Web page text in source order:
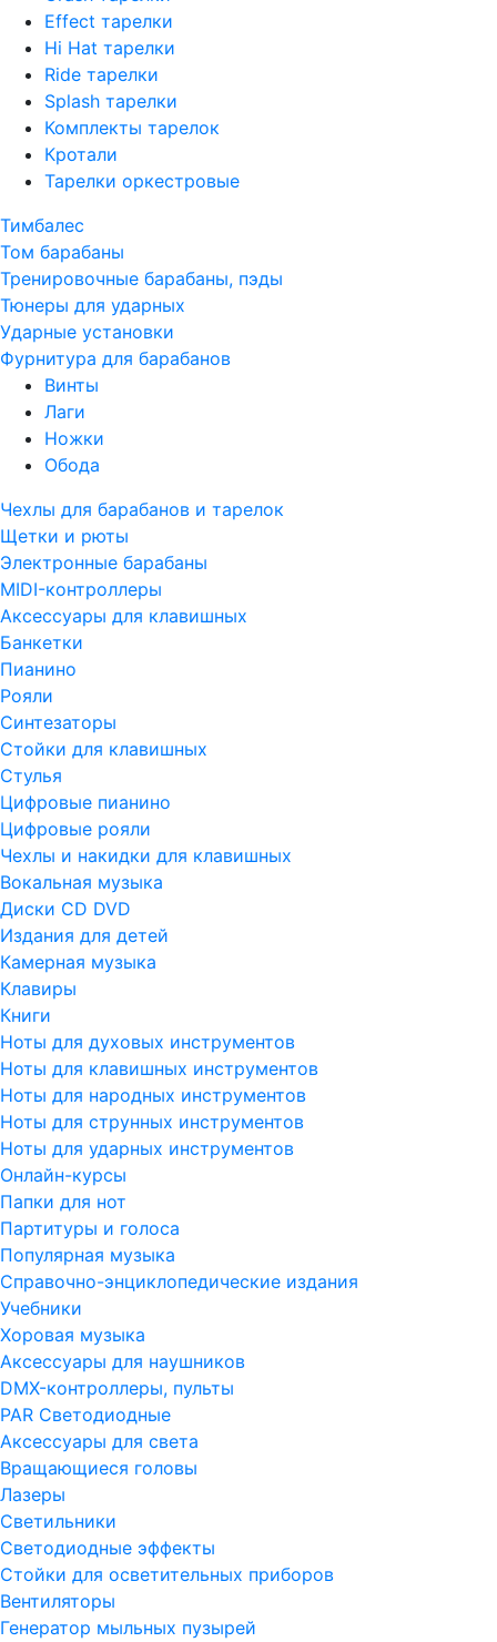
Effect тарелки
Hi Hat тарелки
Ride тарелки
Splash тарелки
Комплекты тарелок
Кротали
Тарелки оркестровые
Тимбалес
Том барабаны
Тренировочные барабаны, пэды
Тюнеры для ударных
Ударные установки
Фурнитура для барабанов
Винты
Лаги
Ножки
Обода
Чехлы для барабанов и тарелок
Щетки и рюты
Электронные барабаны
MIDI-контроллеры
Аксессуары для клавишных
Банкетки
Пианино
Рояли
Синтезаторы
Стойки для клавишных
Стулья
Цифровые пианино
Цифровые рояли
Чехлы и накидки для клавишных
Вокальная музыка
Диски CD DVD
Издания для детей
Камерная музыка
Клавиры
Книги
Ноты для духовых инструментов
Ноты для клавишных инструментов
Ноты для народных инструментов
Ноты для струнных инструментов
Ноты для ударных инструментов
Онлайн-курсы
Папки для нот
Партитуры и голоса
Популярная музыка
Справочно-энциклопедические издания
Учебники
Хоровая музыка
Аксессуары для наушников
DMX-контроллеры, пульты
PAR Светодиодные
Аксессуары для света
Вращающиеся головы
Лазеры
Светильники
Светодиодные эффекты
Стойки для осветительных приборов
Вентиляторы
Генератор мыльных пузырей